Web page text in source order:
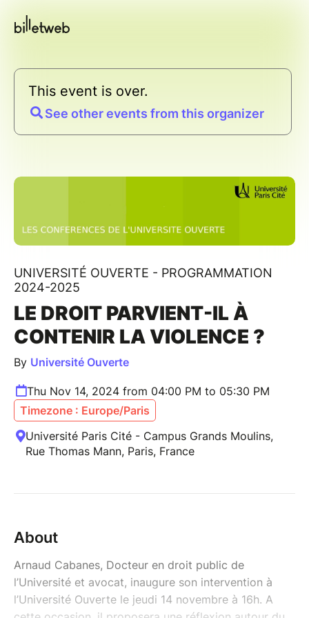
This event is over.
See other events from this organizer
UNIVERSITÉ OUVERTE - PROGRAMMATION
2024-2025
LE DROIT PARVIENT-IL À
CONTENIR LA VIOLENCE ?
By Université Ouverte
Thu Nov 14, 2024 from 04:00 PM to 05:30 PM
Timezone : Europe/Paris
Université Paris Cité - Campus Grands Moulins,
Rue Thomas Mann, Paris, France
About
Arnaud Cabanes, Docteur en droit public de
l’Université et avocat, inaugure son intervention à
l’Université Ouverte le jeudi 14 novembre à 16h. A